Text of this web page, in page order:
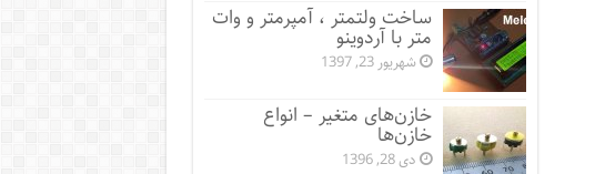
ساخت ولتمتر ، آمپرمتر و وات
متر با آردوینو
شهریور 23, 1397
خازن‌های متغیر – انواع
خازن‌ها
دی 28, 1396